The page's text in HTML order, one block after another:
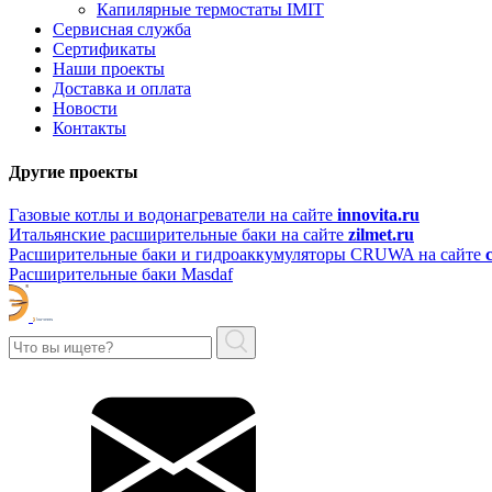
Капилярные термостаты IMIT
Сервисная служба
Сертификаты
Наши проекты
Доставка и оплата
Новости
Контакты
Другие проекты
Газовые котлы и водонагреватели на сайте innovita.ru
Итальянские расширительные баки на сайте zilmet.ru
Расширительные баки и гидроаккумуляторы CRUWA на сайте
Расширительные баки Masdaf